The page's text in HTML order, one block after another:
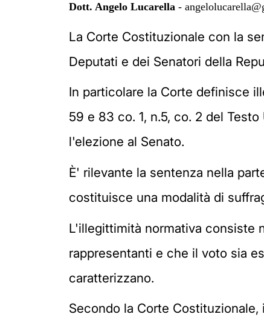
Dott. Angelo Lucarella -
La Corte Costituzionale con la
Deputati e dei Senatori della
In particolare la Corte definisce
59 e 83 co. 1, n.5, co. 2 del
l'elezione al Senato.
È' rilevante la sentenza nella
costituisce una modalità di
L'illegittimità normativa consiste
rappresentanti e che il voto sia
caratterizzano.
Secondo la Corte